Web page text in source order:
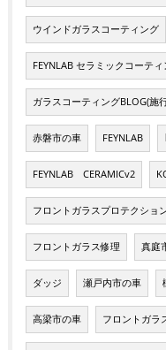
ウインドガラスコーティング
FEYNLAB セラミックコーテ
ガラスコーティングBLOG(施
赤磐市の車 FEYNLAB
FEYNLAB CERAMICv2
フロントガラスプロテクショ
フロントガラス修理 真庭
ダッジ 瀬戸内市の車
高梁市の車 フロントガラ